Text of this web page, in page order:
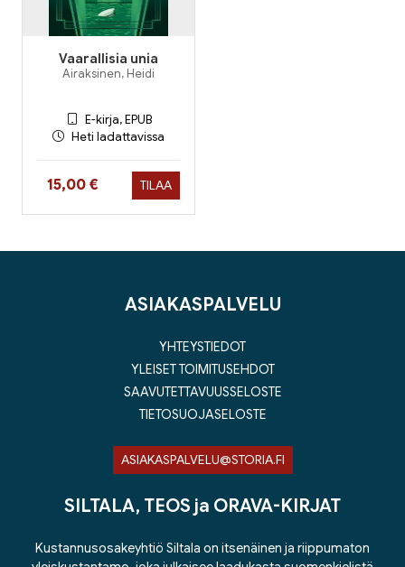
Vaarallisia unia
Airaksinen, Heidi
E-kirja, EPUB
Heti ladattavissa
Hinta nyt
15,00 € TILAA
ASIAKASPALVELU
YHTEYSTIEDOT
YLEISET TOIMITUSEHDOT
SAAVUTETTAVUUSSELOSTE
TIETOSUOJASELOSTE
ASIAKASPALVELU@STORIA.FI
SILTALA, TEOS ja ORAVA-KIRJAT
Kustannusosakeyhtiö Siltala on itsenäinen ja riippumaton